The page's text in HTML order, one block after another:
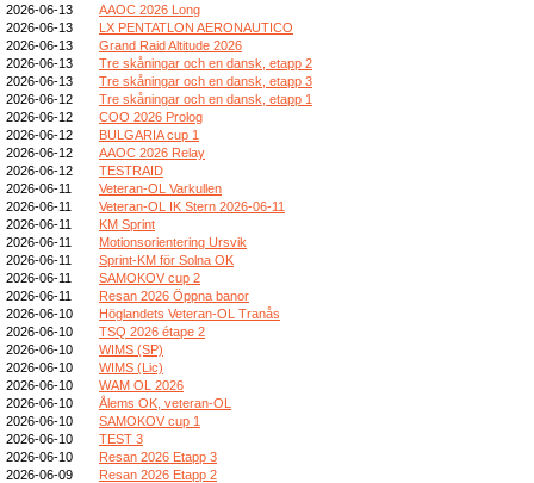
2026-06-13
AAOC 2026 Long
2026-06-13
LX PENTATLON AERONAUTICO
2026-06-13
Grand Raid Altitude 2026
2026-06-13
Tre skåningar och en dansk, etapp 2
2026-06-13
Tre skåningar och en dansk, etapp 3
2026-06-12
Tre skåningar och en dansk, etapp 1
2026-06-12
COO 2026 Prolog
2026-06-12
BULGARIA cup 1
2026-06-12
AAOC 2026 Relay
2026-06-12
TESTRAID
2026-06-11
Veteran-OL Varkullen
2026-06-11
Veteran-OL IK Stern 2026-06-11
2026-06-11
KM Sprint
2026-06-11
Motionsorientering Ursvik
2026-06-11
Sprint-KM för Solna OK
2026-06-11
SAMOKOV cup 2
2026-06-11
Resan 2026 Öppna banor
2026-06-10
Höglandets Veteran-OL Tranås
2026-06-10
TSQ 2026 étape 2
2026-06-10
WIMS (SP)
2026-06-10
WIMS (Lic)
2026-06-10
WAM OL 2026
2026-06-10
Ålems OK, veteran-OL
2026-06-10
SAMOKOV cup 1
2026-06-10
TEST 3
2026-06-10
Resan 2026 Etapp 3
2026-06-09
Resan 2026 Etapp 2